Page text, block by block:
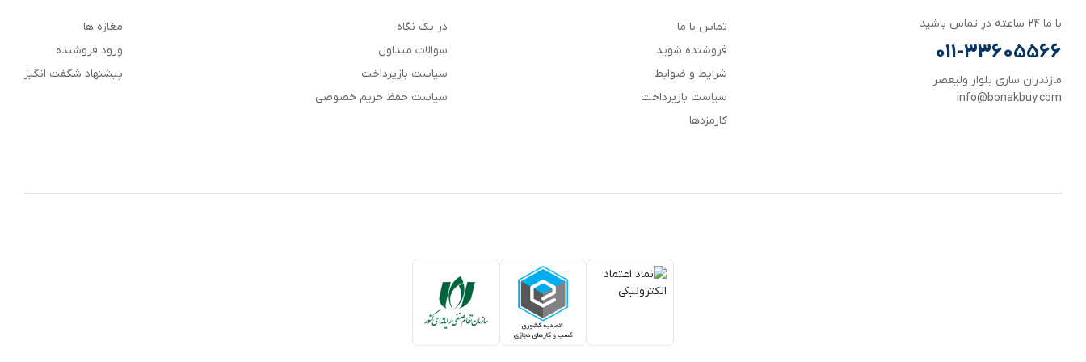
با ما ۲۴ ساعته در تماس باشید
011-33605566
مازندران ساری بلوار ولیعصر
info@bonakbuy.com
تماس با ما
فروشنده شوید
شرایط و ضوابط
سیاست بازپرداخت
کارمزدها
در یک نگاه
سوالات متداول
سیاست بازپرداخت
سیاست حفظ حریم خصوصی
مغازه ها
ورود فروشنده
پیشنهاد شگفت انگیز